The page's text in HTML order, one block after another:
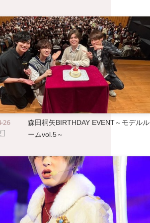
26
森田桐矢BIRTHDAY EVENT～モデルル
ームvol.5～